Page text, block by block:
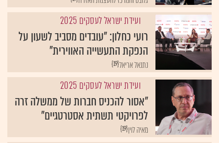
ועידת ישראל לעסקים 2025
רועי כחלון: "עובדים מסביב לשעון על
הנפקת התעשייה האווירית"
{19}נתנאל אריאל
ועידת ישראל לעסקים 2025
"אסור להכניס חברות של ממשלה זרה
לפרויקטי תשתית אסטרטגיים"
{19}מאיה לוין